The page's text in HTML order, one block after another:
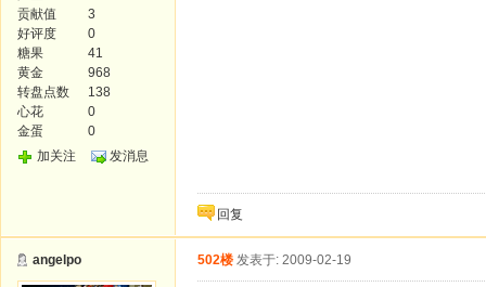
贡献值
3
好评度
0
糖果
41
黄金
968
转盘点数
138
心花
0
金蛋
0
加关注
发消息
回复
angelpo 502楼 发表于: 2009-02-19